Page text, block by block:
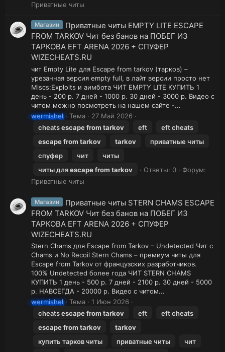
Приватные читы
Магазин
Приватные читы EMPTY LITE ESCAPE
FROM TARKOV Чит без банов на ПОБЕГ ИЗ
ТАРКОВА EFT ARENA 2026 + СПУФЕР
WIZECHEATS.RU
чит Empty Lite для Escape from tarkov (тарков) –
урезанная версия empty full, в лайт версии просто нет
Miscs:Exploits и аимбота ЧИТ EMPTY LITE КУПИТЬ 1
день - 200 р. 7 дней - 1000 р. 30 дней - 3000 р. Видео с
читом можно посмотреть на нашем сайте -...
wermishel
Тема
27 Май 2026
cheatsescapefrom tarkov eft
eft cheats
escapefrom tarkov tarkov
приватные читы
спуфер
чит
читы
читы дляescapefrom tarkov Ответы: 0
Форум:
Приватные читы
Магазин
Приватные читы STERN CHAMS ESCAPE
FROM TARKOV Чит без банов на ПОБЕГ ИЗ
ТАРКОВА EFT ARENA 2026 + СПУФЕР
WIZECHEATS.RU
Stern Chams для Escape from Tarkov – Undetected Чит с
Chams и No Recoil Stern Chams – премиум читы для
Escape from Tarkov от французских разработчиков.
100% Undetected более года ЧИТ STERN CHAMS
КУПИТЬ 1 день - 500 р. 7 дней - 2100 р. 30 дней - 5000
р. НАВСЕГДА - 20000 р. Видео с читом...
wermishel
Тема
1 Июн 2026
cheatsescapefrom tarkov eft
eft cheats
escapefrom tarkov
tarkov
купить тарков читы
приватные читы
чит